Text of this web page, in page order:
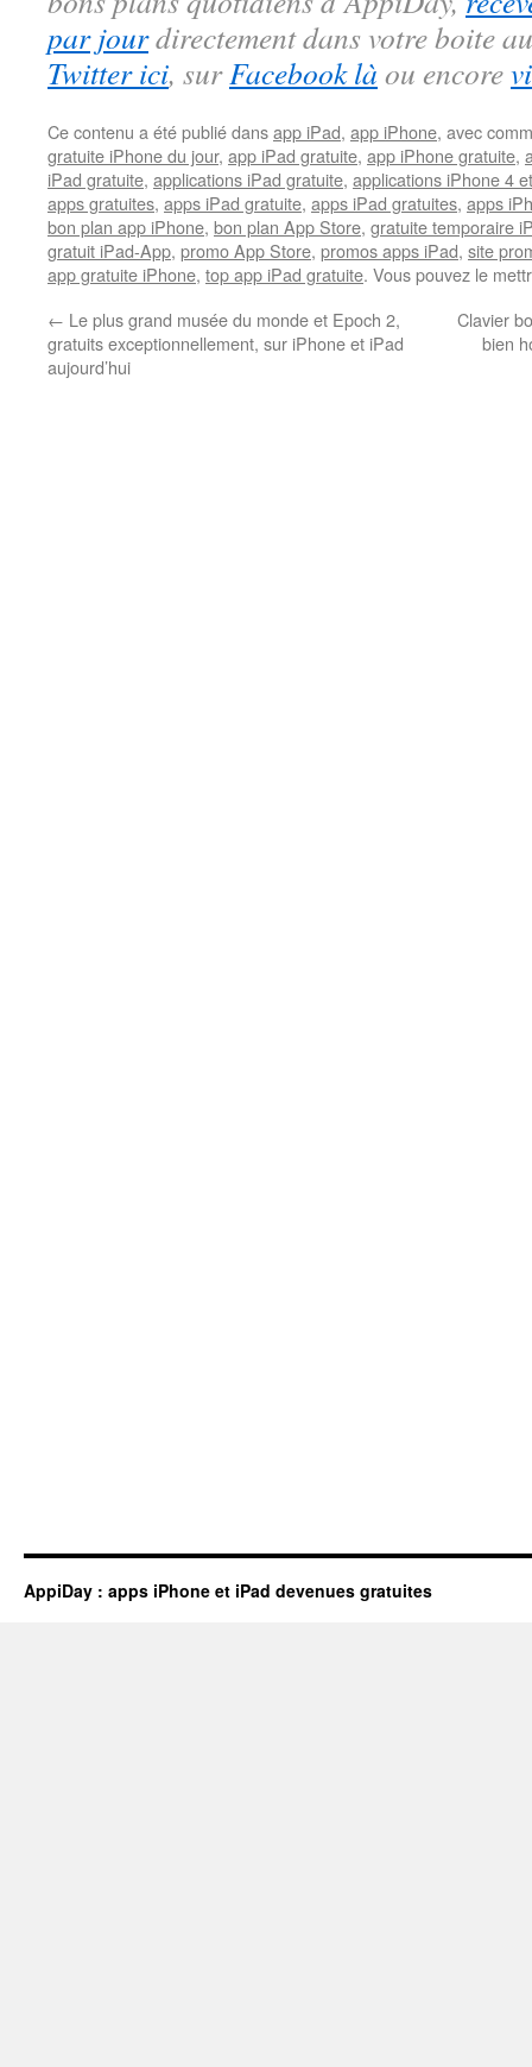
par jourdirectement dans votre boite
Twitter ici, surFacebook là ou encore
Ce contenu a été publié dansapp iPad, app iPhone, avec
gratuite iPhone du jour, app iPad gratuite, app iPhone gratuite,
iPad gratuite, applications iPad gratuite, applications iPhone 4
apps gratuites, apps iPad gratuite, apps iPad gratuites, apps
bon plan app iPhone, bon plan App Store, gratuite temporaire
gratuit iPad-App, promo App Store, promos apps iPad, site
app gratuite iPhone, top app iPad gratuite. Vous pouvez le
← Le plus grand musée du monde et Epoch 2,
gratuits exceptionnellement, sur iPhone et iPad
aujourd’hui
Clavier
bien
AppiDay : apps iPhone et iPad devenues gratuites